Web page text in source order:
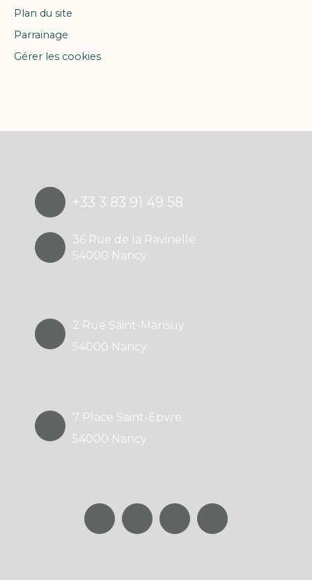
Plan du site
Parrainage
Gérer les cookies
+33 3 83 91 49 58
36 Rue de la Ravinelle
54000 Nancy
2 Rue Saint-Mansuy
54000 Nancy
7 Place Saint-Epvre
54000 Nancy